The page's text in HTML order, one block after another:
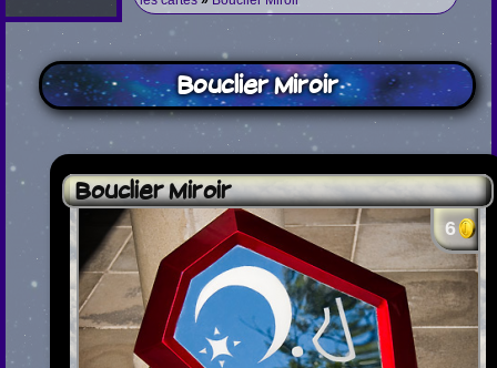
Bouclier Miroir
Bouclier Miroir
6